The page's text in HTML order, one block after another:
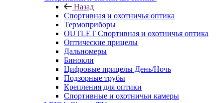
Назад
Спортивная и охотничья оптика
Tермоприборы
OUTLET Спортивная и охотничья оптика
Оптические прицелы
Дальномеры
Бинокли
Цифровые прицелы День/Ночь
Подзорные трубы
Крепления для оптики
Спортивные и охотничьи камеры